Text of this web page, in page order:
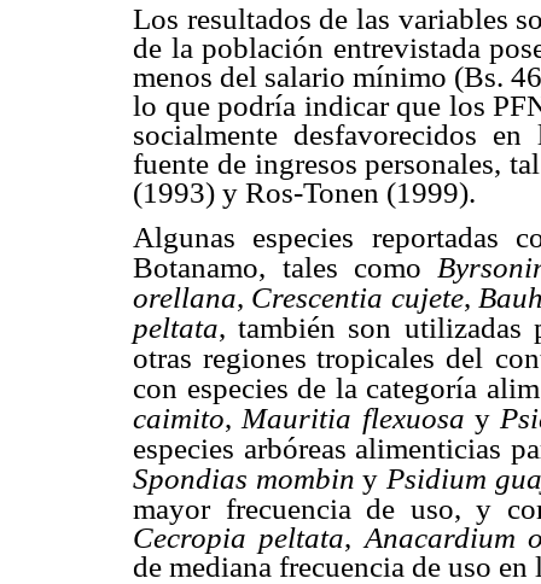
Los resultados de las variables
de la población entrevistada
menos del salario mínimo (Bs.
lo que podría indicar que los
socialmente desfavorecidos
fuente de ingresos personales,
(1993) y Ros-Tonen (1999).
Algunas especies
Botanamo, tales como
orellana, Crescentia cujete,
peltata, también son utilizadas
otras regiones tropicales del
con especies de la categoría
caimito, Mauritia flexuosay
especies arbóreas alimenticias
Spondias mombiny Psidium
mayor frecuencia de uso, y
Cecropia peltata, Anacardium
de mediana frecuencia de uso en